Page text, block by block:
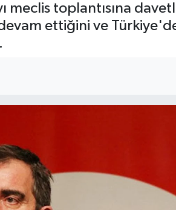
meclis toplantısına
ettiğini ve